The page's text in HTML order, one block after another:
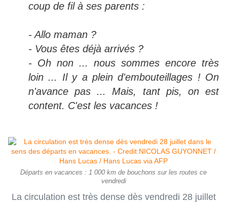
coup de fil à ses parents :
- Allo maman ?
- Vous êtes déjà arrivés ?
- Oh non ... nous sommes encore très
loin ... Il y a plein d'embouteillages ! On
n'avance pas ... Mais, tant pis, on est
content. C'est les vacances !
Départs en vacances : 1 000 km de bouchons sur les routes ce
vendredi
La circulation est très dense dès vendredi 28 juillet